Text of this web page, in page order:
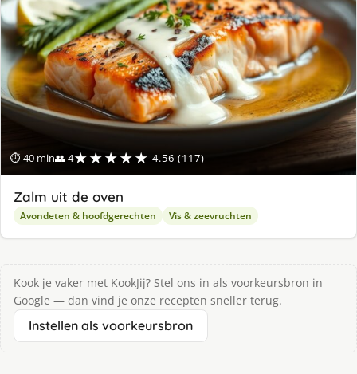
⏱ 40 min👥 4★★★★★ 4.56 (117)
Zalm uit de oven
Avondeten & hoofdgerechten Vis & zeevruchten
Kook je vaker met KookJij? Stel ons in als voorkeursbron in
Google — dan vind je onze recepten sneller terug.
Instellen als voorkeursbron